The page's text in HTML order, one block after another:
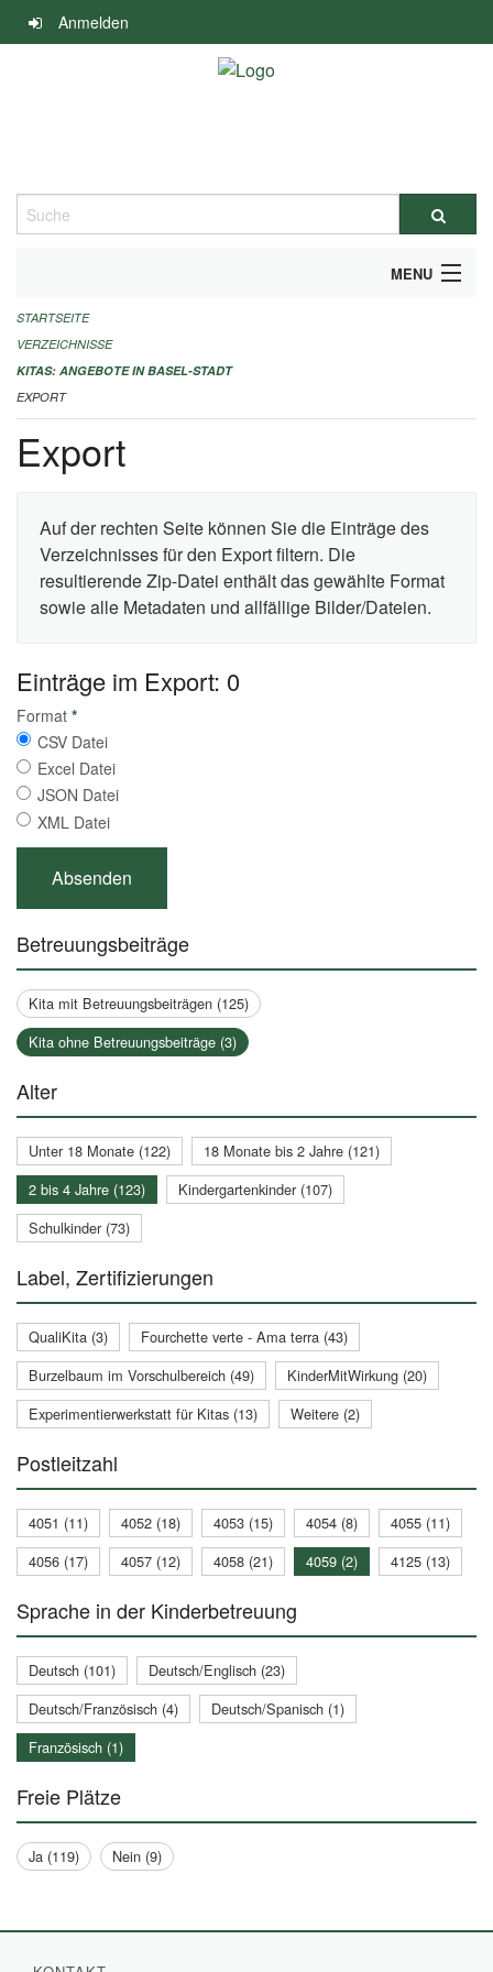
Navigation
überspringen
Anmelden
Suche
MENU
ALLGEMEINE INFORMATIONEN
IMPRESSUM
STARTSEITE
VERZEICHNISSE
KITAS: ANGEBOTE IN BASEL-STADT
EXPORT
Export
Auf der rechten Seite können Sie die Einträge des
Verzeichnisses für den Export filtern. Die
resultierende Zip-Datei enthält das gewählte Format
sowie alle Metadaten und allfällige Bilder/Dateien.
Einträge im Export: 0
Format *
CSV Datei
Excel Datei
JSON Datei
XML Datei
Betreuungsbeiträge
Kita mit Betreuungsbeiträgen (125)
Kita ohne Betreuungsbeiträge (3)
Alter
Unter 18 Monate (122)
18 Monate bis 2 Jahre (121)
2 bis 4 Jahre (123)
Kindergartenkinder (107)
Schulkinder (73)
Label, Zertifizierungen
QualiKita (3)
Fourchette verte - Ama terra (43)
Burzelbaum im Vorschulbereich (49)
KinderMitWirkung (20)
Experimentierwerkstatt für Kitas (13)
Weitere (2)
Postleitzahl
4051 (11) 4052 (18) 4053 (15) 4054 (8)
4055 (11)
4056 (17)
4057 (12) 4058 (21) 4059 (2) 4125 (13)
Sprache in der Kinderbetreuung
Deutsch (101)
Deutsch/Englisch (23)
Deutsch/Französisch (4)
Deutsch/Spanisch (1)
Französisch (1)
Freie Plätze
Ja (119) Nein (9)